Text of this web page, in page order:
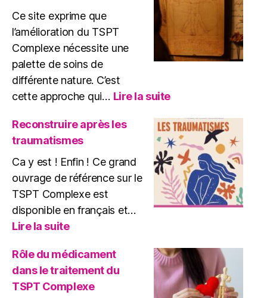
Ce site exprime que
l’amélioration du TSPT
Complexe nécessite une
palette de soins de
différente nature. C’est
cette approche qui… Lire la suite:
approche
globale
de
soins
du
TSPT
Reconstruire après les
traumatismes
Ca y est ! Enfin ! Ce grand
ouvrage de référence sur le
TSPT Complexe est
disponible en français et…
Lire la suite:
après
traumatismes
Rôle du médicament
dans le traitement du
TSPT Complexe